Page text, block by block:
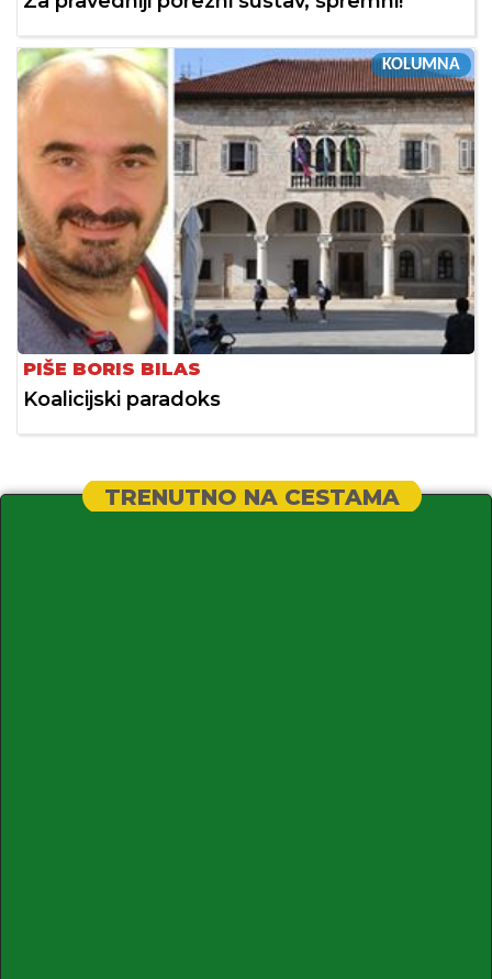
KOLUMNA
PIŠE BORIS BILAS
Koalicijski paradoks
TRENUTNO NA CESTAMA